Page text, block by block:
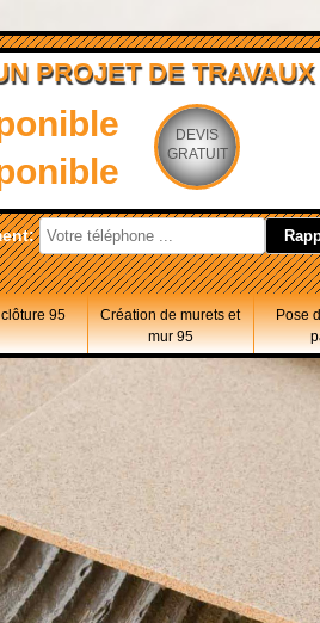
PROJET DE
DEVIS
GRATUIT
95
Création de murets et
mur 95
Pose